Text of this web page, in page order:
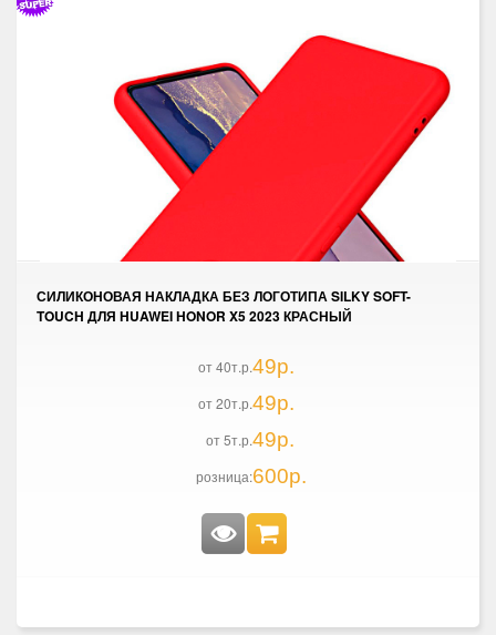
СИЛИКОНОВАЯ НАКЛАДКА БЕЗ ЛОГОТИПА SILKY SOFT-
TOUCH ДЛЯ HUAWEI HONOR X5 2023 КРАСНЫЙ
от 40т.р.49р.
от 20т.р.49р.
от 5т.р.49р.
розница:600р.